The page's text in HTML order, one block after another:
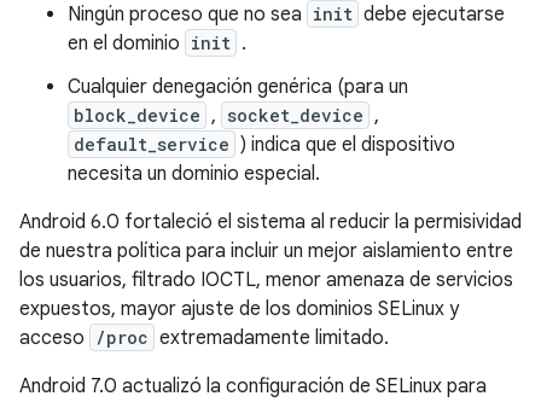
Ningún proceso que no sea init debe ejecutarse
en el dominio init .
Cualquier denegación genérica (para un
block_device , socket_device ,
default_service ) indica que el dispositivo
necesita un dominio especial.
Android 6.0 fortaleció el sistema al reducir la permisividad
de nuestra política para incluir un mejor aislamiento entre
los usuarios, filtrado IOCTL, menor amenaza de servicios
expuestos, mayor ajuste de los dominios SELinux y
acceso
/proc extremadamente limitado.
Android 7.0 actualizó la configuración de SELinux para